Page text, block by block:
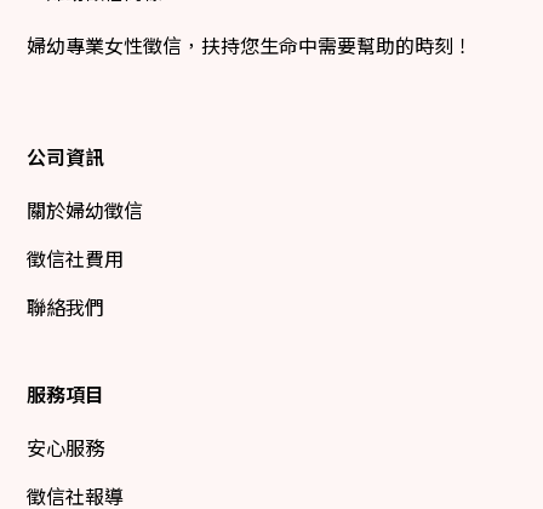
婦幼專業女性徵信，扶持您生命中需要幫助的時刻！
公司資訊
關於婦幼徵信
徵信社費用
聯絡我們
服務項目
安心服務
徵信社報導